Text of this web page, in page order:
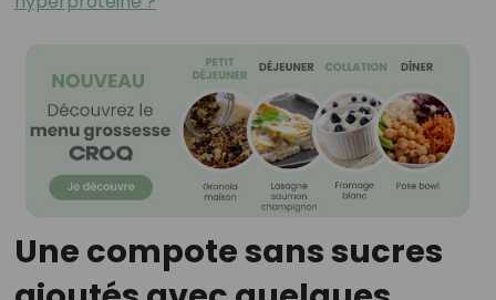
Une compote sans sucres